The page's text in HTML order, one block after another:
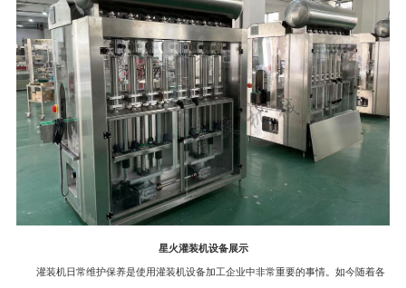
星火灌装机设备展示
灌装机日常维护保养是使用灌装机设备加工企业中非常重要的事情。如今随着各